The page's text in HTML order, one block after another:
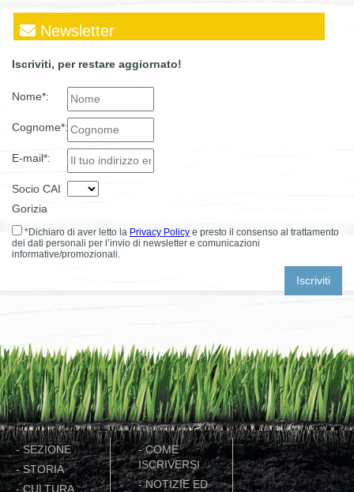
Newsletter
Iscriviti, per restare aggiornato!
Nome*:
Cognome*:
E-mail*:
Socio CAI
Gorizia
*Dichiaro di aver letto la Privacy Policy e presto il consenso al trattamento
dei dati personali per l’invio di newsletter e comunicazioni
informative/promozionali.
-SEZIONE
-STORIA
-CULTURA
-COME
ISCRIVERSI
-NOTIZIE ED